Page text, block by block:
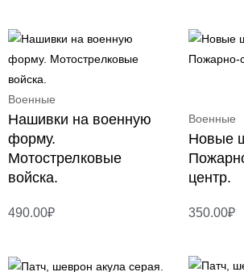
Военные
Нашивки на военную
форму.
Мотострелковые
войска.
490.00₽
Военные
Новые
центр.
350.00₽